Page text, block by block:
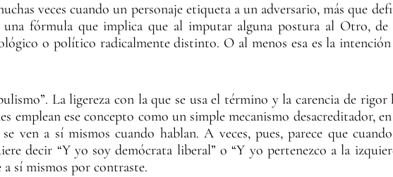
veces cuando un personaje etiqueta a un adversario, más que
fórmula que implica que al imputar alguna postura al Otro,
o político radicalmente distinto. O al menos esa es la
La ligereza con la que se usa el término y la carencia de
emplean ese concepto como un simple mecanismo desacreditador,
ven a sí mismos cuando hablan. A veces, pues, parece que
decir “Y yo soy demócrata liberal” o “Y yo pertenezco a la
sí mismos por contraste.